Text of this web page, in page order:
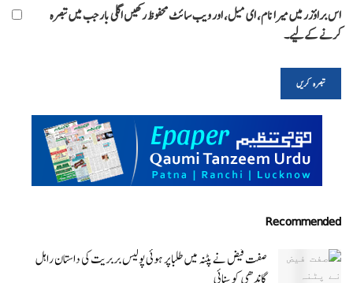
اس براؤزر میں میرا نام، ای میل، اور ویب سائٹ محفوظ رکھیں اگلی بار جب میں تبصرہ
کرنے کےلیے۔
Recommended
صفت فیض نے پٹنہ میں طلبا پر ہوئی پولیس بربریت کی داستان راہل
گاندھی کو سنائی